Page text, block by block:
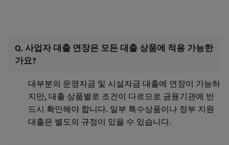
Q. 사업자 대출 연장은 모든 대출 상품에 적용 가능한
가요?
대부분의 운영자금 및 시설자금 대출에 연장이 가능하
지만, 대출 상품별로 조건이 다르므로 금융기관에 반
드시 확인해야 합니다. 일부 특수상품이나 정부 지원
대출은 별도의 규정이 있을 수 있습니다.